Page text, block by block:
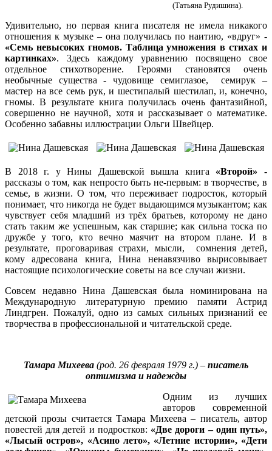
(Татьяна Рудишина).
Удивительно, но первая книга писателя не имела никакого
отношения к музыке – она получилась по наитию, «вдруг» -
«Семь невысоких гномов. Таблица умножения в стихах и
картинках». Здесь каждому уравнению посвящено свое
отдельное стихотворение. Героями становятся очень
необычные существа - чудовище семиглазое, семирук –
мастер на все семь рук, и шестипалый шестилап, и, конечно,
гномы. В результате книга получилась очень фантазийной,
совершенно не научной, хотя и рассказывает о математике.
Особенно забавны иллюстрации Ольги Швейцер.
В 2018 г. у Нины Дашевской вышла книга «Второй» -
рассказы о том, как непросто быть не-первым: в творчестве, в
семье, в жизни. О том, что переживает подросток, который
понимает, что никогда не будет выдающимся музыкантом; как
чувствует себя младший из трёх братьев, которому не дано
стать таким же успешным, как старшие; как сильна тоска по
дружбе у того, кто вечно маячит на втором плане. И в
результате, проговаривая страхи, мысли, сомнения детей,
кому адресована книга, Нина ненавязчиво вырисовывает
настоящие психологические советы на все случаи жизни.
Совсем недавно Нина Дашевская была номинирована на
Международную литературную премию памяти Астрид
Линдгрен. Пожалуй, одно из самых сильных признаний ее
творчества в профессиональной и читательской среде.
Тамара Михеева (род. 26 февраля 1979 г.) – писатель
оптимизма и надежды
Одним из лучших
авторов современной
детской прозы считается Тамара Михеева – писатель, автор
повестей для детей и подростков: «Две дороги – один путь»,
«Лысый остров», «Асино лето», «Летние истории», «Дети